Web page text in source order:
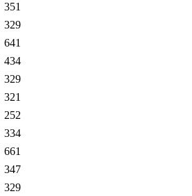
351
329
641
434
329
321
252
334
661
347
329